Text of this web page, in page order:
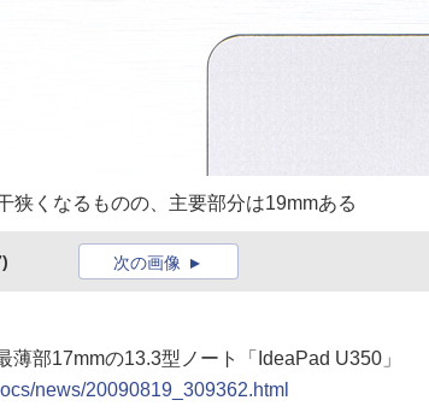
狭くなるものの、主要部分は19mmある
次の画像
薄部17mmの13.3型ノート「IdeaPad U350」
news/20090819_309362.html